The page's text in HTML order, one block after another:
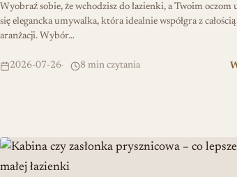
Wyobraź sobie, że wchodzisz do łazienki, a Twoim oczom
się elegancka umywalka, która idealnie współgra z całością
aranżacji. Wybór…
2026-07-26 8 min czytania
Kabina czy zasłonka prysznicowa – co lepsze